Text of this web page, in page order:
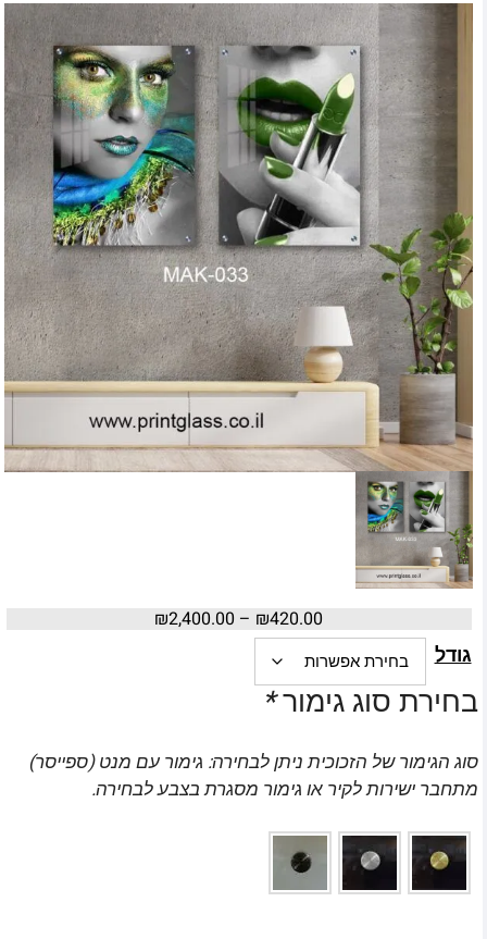
₪420.00
–
₪2,400.00
גודל
בחירת סוג גימור*
סוג הגימור של הזכוכית ניתן לבחירה: גימור עם מנט (ספייסר)
מתחבר ישירות לקיר או גימור מסגרת בצבע לבחירה.